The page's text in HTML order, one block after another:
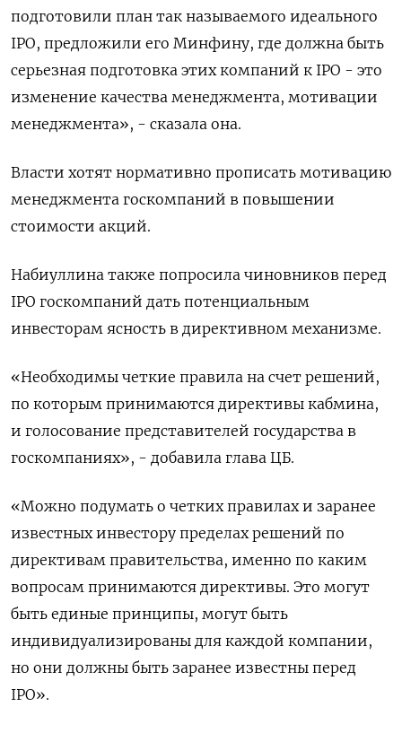
подготовили план так называемого идеального
IPO, предложили его Минфину, где должна быть
серьезная подготовка этих компаний к IPO - это
изменение качества менеджмента, мотивации
менеджмента», - сказала она.
Власти хотят нормативно прописать мотивацию
менеджмента госкомпаний в повышении
стоимости акций.
Набиуллина также попросила чиновников перед
IPO госкомпаний дать потенциальным
инвесторам ясность в директивном механизме.
«Необходимы четкие правила на счет решений,
по которым принимаются директивы кабмина,
и голосование представителей государства в
госкомпаниях», - добавила глава ЦБ.
«Можно подумать о четких правилах и заранее
известных инвестору пределах решений по
директивам правительства, именно по каким
вопросам принимаются директивы. Это могут
быть единые принципы, могут быть
индивидуализированы для каждой компании,
но они должны быть заранее известны перед
IPO».